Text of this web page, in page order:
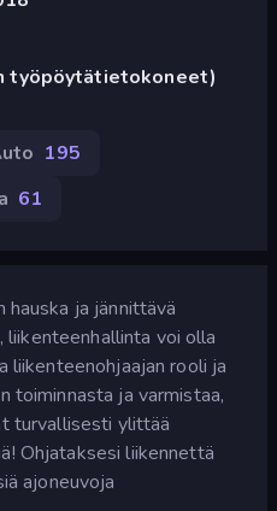
työpöytätietokoneet)
195
61
hauska ja jännittävä
voi olla
liikenteenohjaajan rooli ja
toiminnasta ja varmistaa,
turvallisesti ylittää
Ohjataksesi liikennettä
ajoneuvoja